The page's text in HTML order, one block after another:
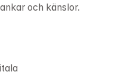
och känslor.